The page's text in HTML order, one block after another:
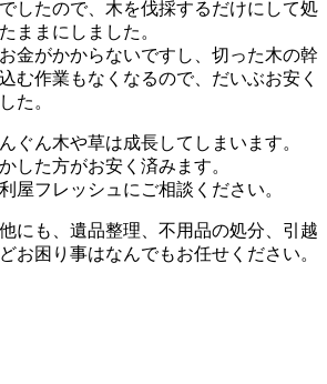
したので、木を伐採するだけにして処
ままにしました。
金がかからないですし、切った木の幹
む作業もなくなるので、だいぶお安く
た。
ぐん木や草は成長してしまいます。
した方がお安く済みます。
屋フレッシュにご相談ください。
にも、遺品整理、不用品の処分、引越
お困り事はなんでもお任せください。